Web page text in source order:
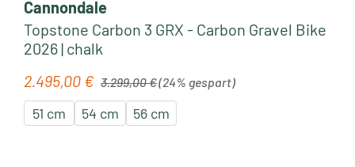
Cannondale
Topstone Carbon 3 GRX - Carbon Gravel Bike
2026 | chalk
Verkaufspreis:
2.495,00 € Regulärer Preis:
3.299,00 €(24% gespart)
51 cm 54 cm 56 cm